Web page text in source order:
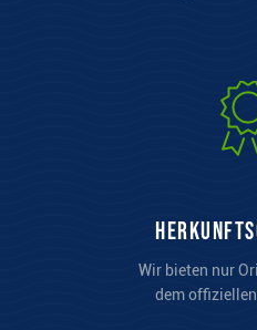
Wir bieten nur
dem